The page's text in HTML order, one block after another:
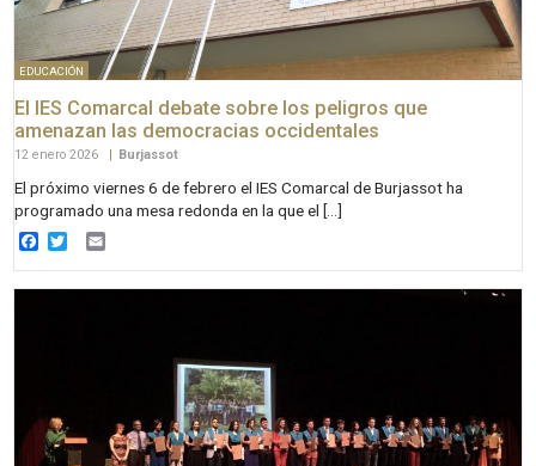
EDUCACIÓN
El IES Comarcal debate sobre los peligros que
amenazan las democracias occidentales
12 enero 2026 Burjassot
El próximo viernes 6 de febrero el IES Comarcal de Burjassot ha
programado una mesa redonda en la que el […]
Facebook
Twitter